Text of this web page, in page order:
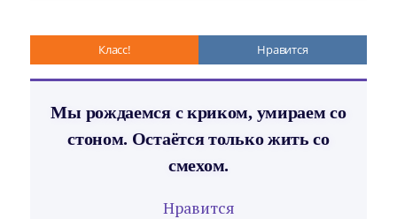
Класс! Нравится
Мы рождаемся с криком, умираем со
стоном. Остаётся только жить со
смехом.
Нравится